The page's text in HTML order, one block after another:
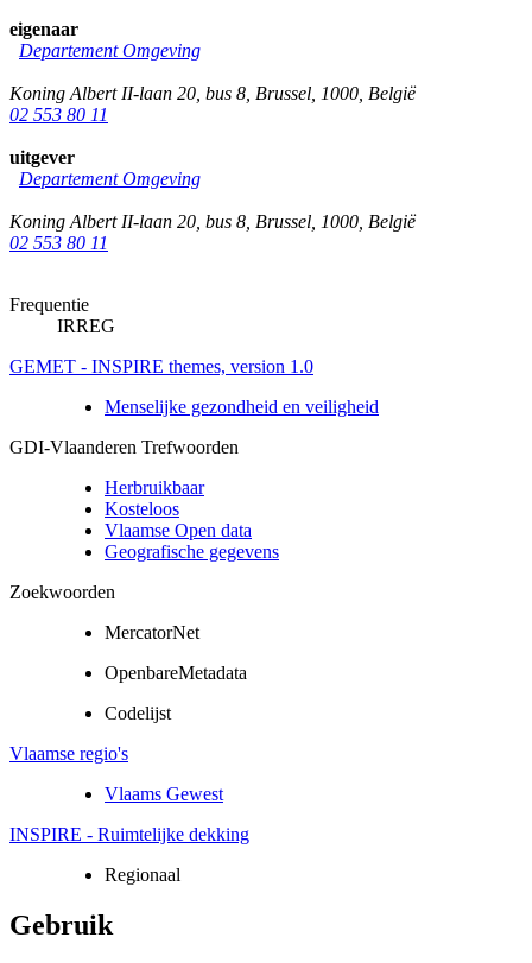
eigenaar
Departement Omgeving
Koning Albert II-laan 20, bus 8 Brussel 1000 België
02 553 80 11
uitgever
Departement Omgeving
Koning Albert II-laan 20, bus 8 Brussel 1000 België
02 553 80 11
Frequentie
IRREG
GEMET - INSPIRE themes, version 1.0
Menselijke gezondheid en veiligheid
GDI-Vlaanderen Trefwoorden
Herbruikbaar
Kosteloos
Vlaamse Open data
Geografische gegevens
Zoekwoorden
MercatorNet
OpenbareMetadata
Codelijst
Vlaamse regio's
Vlaams Gewest
INSPIRE - Ruimtelijke dekking
Regionaal
Gebruik